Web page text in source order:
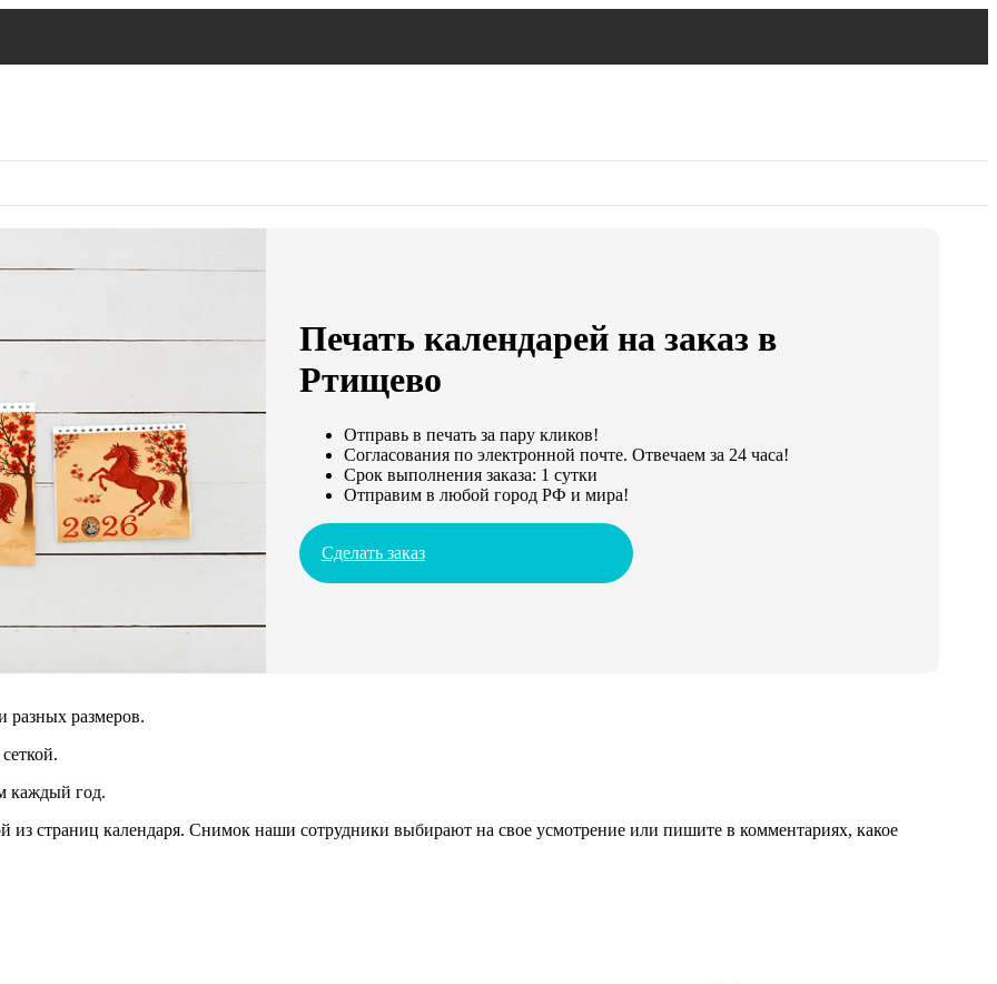
Печать календарей на заказ в
Ртищево
Отправь в печать за пару кликов!
Согласования по электронной почте. Отвечаем за 24 часа!
Срок выполнения заказа: 1 сутки
Отправим в любой город РФ и мира!
Сделать заказ
разных размеров.
каждый год.
страниц календаря. Снимок наши сотрудники выбирают на свое усмотрение или пишите в комментариях, какое